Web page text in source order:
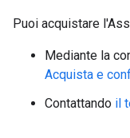
Puoi acquistare
Mediante la
Acquista e
Contattando il